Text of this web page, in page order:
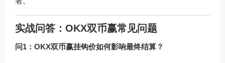
实战问答：OKX双币赢常见问题
问1：OKX双币赢挂钩价如何影响最终结算？